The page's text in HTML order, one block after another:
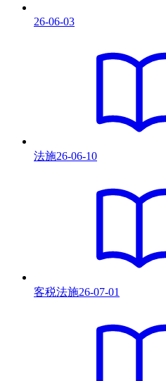
26-06-03
法施26-06-10
客税法施26-07-01